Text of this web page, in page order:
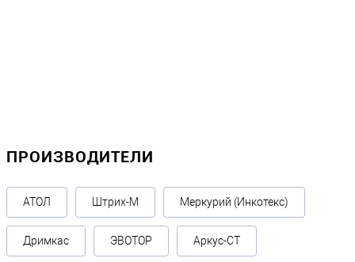
ПРОИЗВОДИТЕЛИ
АТОЛ Штрих-М Меркурий (Инкотекс)
Дримкас ЭВОТОР Аркус-СТ